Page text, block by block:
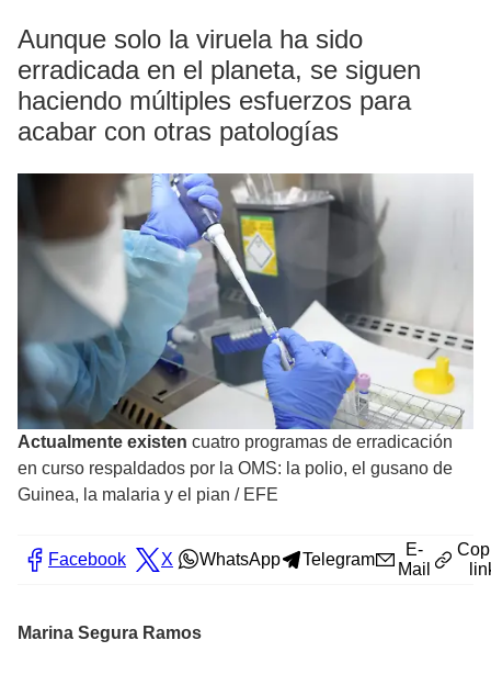
Aunque solo la viruela ha sido
erradicada en el planeta, se siguen
haciendo múltiples esfuerzos para
acabar con otras patologías
Actualmente existen cuatro programas de erradicación
en curso respaldados por la OMS: la polio, el gusano de
Guinea, la malaria y el pian / EFE
Facebook X WhatsApp Telegram
E-
Mail
Marina Segura Ramos